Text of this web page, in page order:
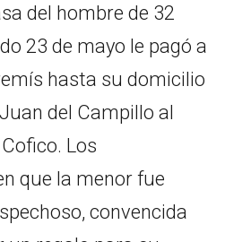
del hombre de 32
23 de mayo le pagó a
hasta su domicilio
del Campillo al
Los
que la menor fue
convencida